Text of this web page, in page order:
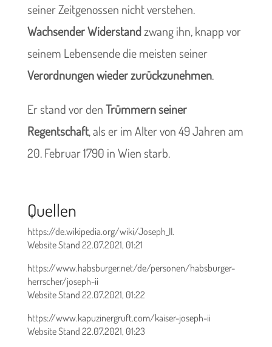
seiner Zeitgenossen nicht verstehen.
Wachsender Widerstandzwang ihn, knapp vor
seinem Lebensende die meisten seiner
Verordnungen wieder zurückzunehmen.
Er stand vor denTrümmern seiner
Regentschaft, als er im Alter von 49 Jahren am
20. Februar 1790 in Wien starb.
Quellen
https://de.wikipedia.org/wiki/Joseph_II.
Website Stand 22.07.2021, 01:21
https://www.habsburger.net/de/personen/habsburger-
herrscher/joseph-ii
Website Stand 22.07.2021, 01:22
https://www.kapuzinergruft.com/kaiser-joseph-ii
Website Stand 22.07.2021, 01:23